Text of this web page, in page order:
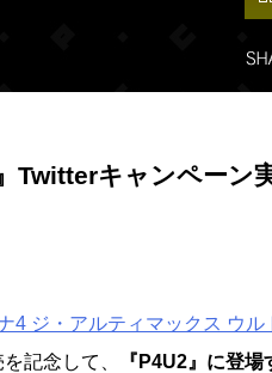
Twitterキャンペーン
4 ジ・アルティマックス ウル
記念して、
『P4U2』に登